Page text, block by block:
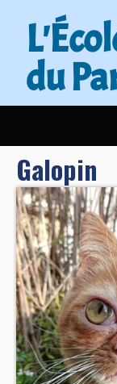
du
L’ÉCOLE DU CHAT
ACTUALITÉS
ADOPTER
NOUS AIDER
CONTACT
BOUTIQUE
Galopin